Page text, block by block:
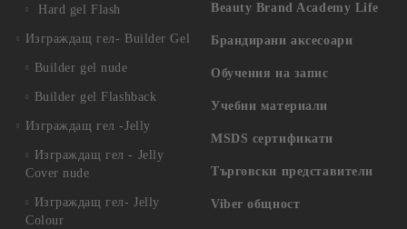
Hard gel Flash
Изграждащ гел- Builder Gel
Builder gel nude
Builder gel Flashback
Изграждащ гел -Jelly
Изграждащ гел - Jelly
Cover nude
Изграждащ гел- Jelly
Colour
Beauty Brand Academy Life
Брандирани аксесоари
Обучения на запис
Учебни материали
MSDS сертификати
Търговски представители
Viber общност